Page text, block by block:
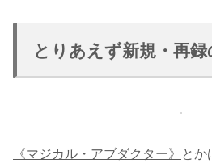
とりあえず新規・再録
《マジカル・アブダクター》
とか